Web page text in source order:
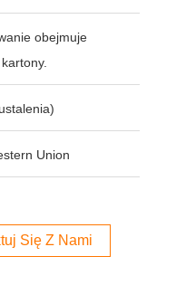
obejmuje
Union
Się Z Nami